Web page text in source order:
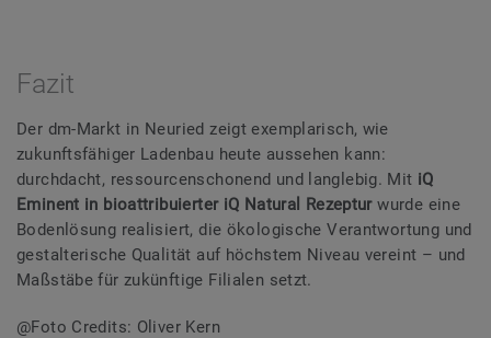
Fazit
Der dm-Markt in Neuried zeigt exemplarisch, wie
zukunftsfähiger Ladenbau heute aussehen kann:
durchdacht, ressourcenschonend und langlebig. Mit iQ
Eminent in bioattribuierter iQ Natural Rezepturwurde eine
Bodenlösung realisiert, die ökologische Verantwortung und
gestalterische Qualität auf höchstem Niveau vereint – und
Maßstäbe für zukünftige Filialen setzt.
@Foto Credits: Oliver Kern